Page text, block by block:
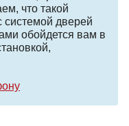
что такой
системой дверей
обойдется вам в